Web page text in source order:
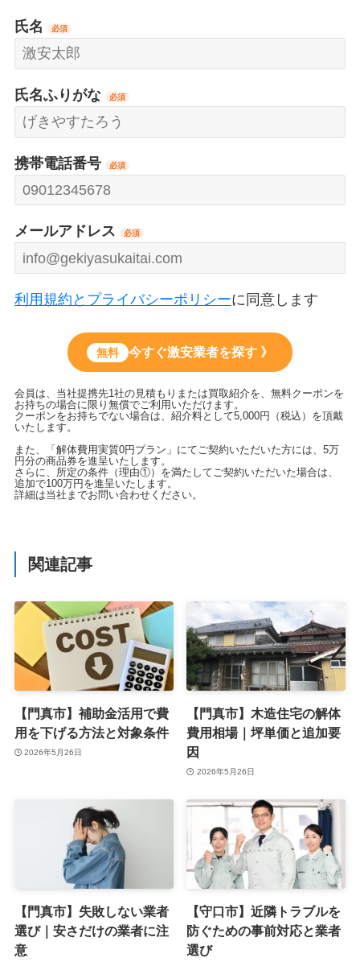
氏名 必須
氏名ふりがな 必須
携帯電話番号 必須
メールアドレス 必須
利用規約とプライバシーポリシーに同意します
無料 今すぐ激安業者を探す 》
会員は、当社提携先1社の見積もりまたは買取紹介を、無料クーポンを
お持ちの場合に限り無償でご利用いただけます。
クーポンをお持ちでない場合は、紹介料として5,000円（税込）を頂戴
いたします。
また、「解体費用実質0円プラン」にてご契約いただいた方には、5万
円分の商品券を進呈いたします。
さらに、所定の条件（理由①）を満たしてご契約いただいた場合は、
追加で100万円を進呈いたします。
詳細は当社までお問い合わせください。
関連記事
【門真市】補助金活用で費
用を下げる方法と対象条件
2026年5月26日
【門真市】木造住宅の解体
費用相場｜坪単価と追加要
因
2026年5月26日
【門真市】失敗しない業者
選び｜安さだけの業者に注
意
【守口市】近隣トラブルを
防ぐための事前対応と業者
選び